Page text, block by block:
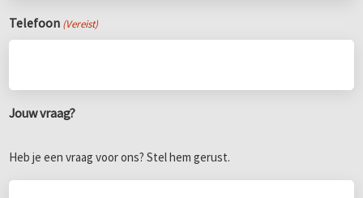
Telefoon (Vereist)
Jouw vraag?
Heb je een vraag voor ons? Stel hem gerust.